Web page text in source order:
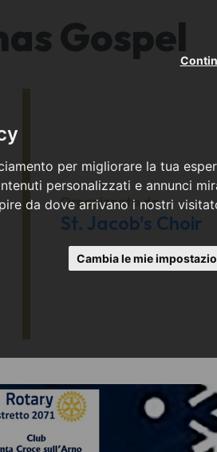
per migliorare la tua
personalizzati e annunci
da dove arrivano i nostri
Cambia le mie
Gospel
Organizzato da
St. Jacob's Choir